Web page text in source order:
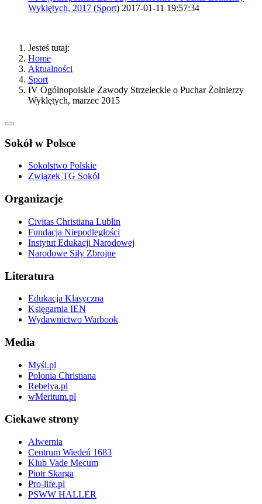
Wyklętych, 2017 (Sport) 2017-01-11 19:57:34
Jesteś tutaj:
Home
Aktualności
Sport
IV Ogólnopolskie Zawody Strzeleckie o Puchar Żołnierzy
Wyklętych, marzec 2015
Sokół w Polsce
Sokolstwo Polskie
Związek TG Sokół
Organizacje
Civitas Christiana Lublin
Fundacja Niepodległości
Instytut Edukacji Narodowej
Narodowe Siły Zbrojne
Literatura
Edukacja Klasyczna
Księgarnia IEN
Wydawnictwo Warbook
Media
Myśl.pl
Polonia Christiana
Rebelya.pl
wMeritum.pl
Ciekawe strony
Alwernia
Centrum Wiedeń 1683
Klub Vade Mecum
Piotr Skarga
Pro-life.pl
PSWW HALLER